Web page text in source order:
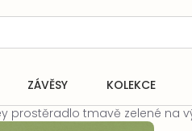
ZÁVĚSY KOLEKCE
prostěradlo tmavě zelené na